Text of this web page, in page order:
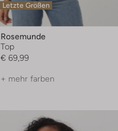
Letzte Größen
Rosemunde
Top
€ 69,99
+ mehr farben